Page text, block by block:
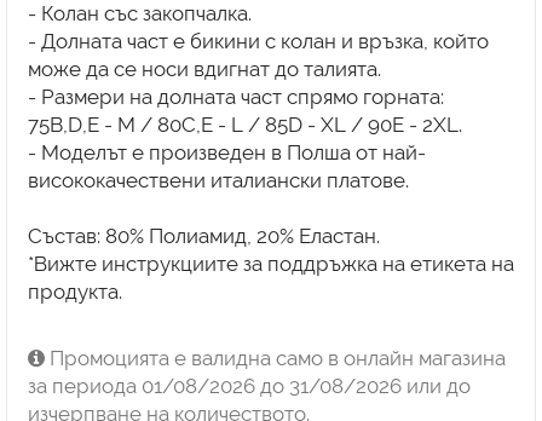
- Колан със закопчалка.
- Долната част е бикини с колан и връзка, който
може да се носи вдигнат до талията.
- Размери на долната част спрямо горната:
75B,D,E - M / 80C,E - L / 85D - XL / 90E - 2XL.
- Моделът е произведен в Полша от най-
висококачествени италиански платове.
Състав: 80% Полиамид, 20% Еластан.
*Вижте инструкциите за поддръжка на етикета на
продукта.
Промоцията е валидна само в онлайн магазина
за периода 01/08/2026 до 31/08/2026 или до
изчерпване на количеството.